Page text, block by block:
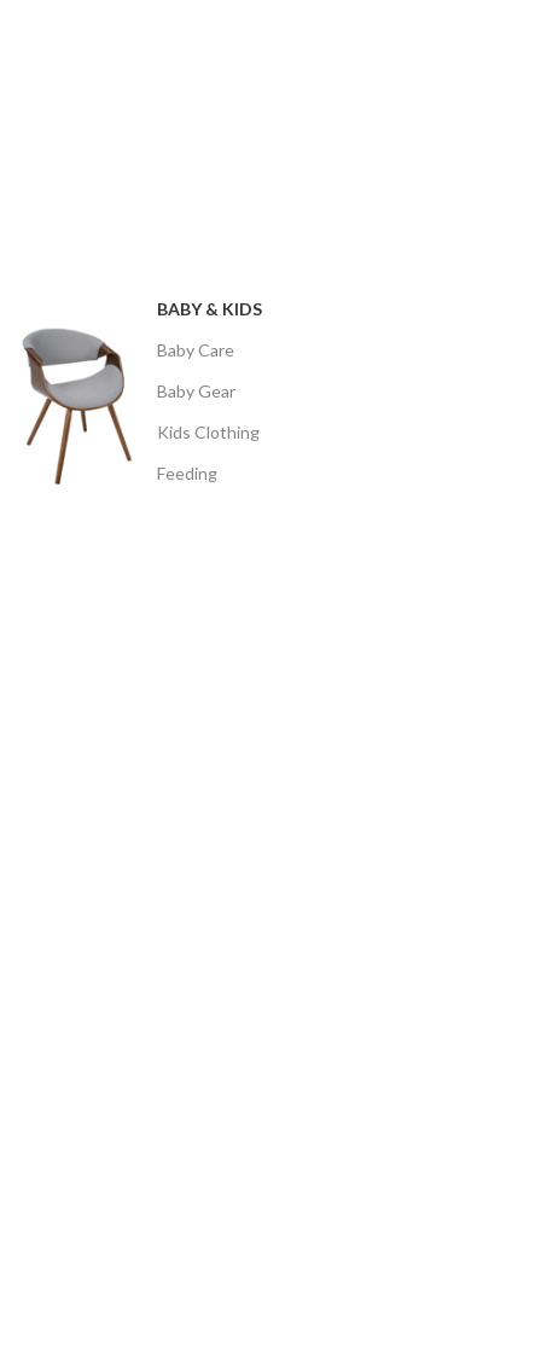
BABY & KIDS
Baby Care
Baby Gear
Kids Clothing
Feeding